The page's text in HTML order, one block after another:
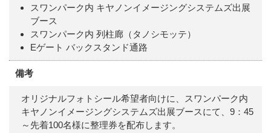
スワンパーク内 キヤノンイメージングシステムズ出展
ブース
スワンパーク内 列柱廊（タノシモッテ）
Eゲート バックスタンド通路
備考
オリジナルフォトシール希望者向けに、スワンパーク内
キヤノンイメージングシステムズ出展ブースにて、9：45
～先着100名様に整理券を配布します。